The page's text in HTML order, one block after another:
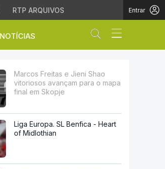
RTP ARQUIVOS Entrar
NOTÍCIAS Abrir campo
o mapa
Marcos Freitas e Jieni Shao
vitoriosos avançam para o mapa
final em Skopje
Liga Europa. SL Benfica - Heart
of Midlothian